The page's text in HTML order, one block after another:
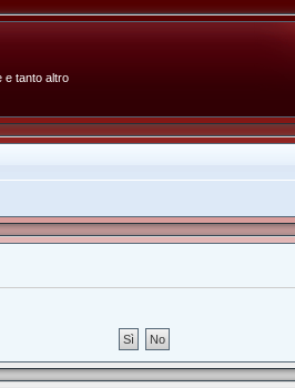
e tanto altro